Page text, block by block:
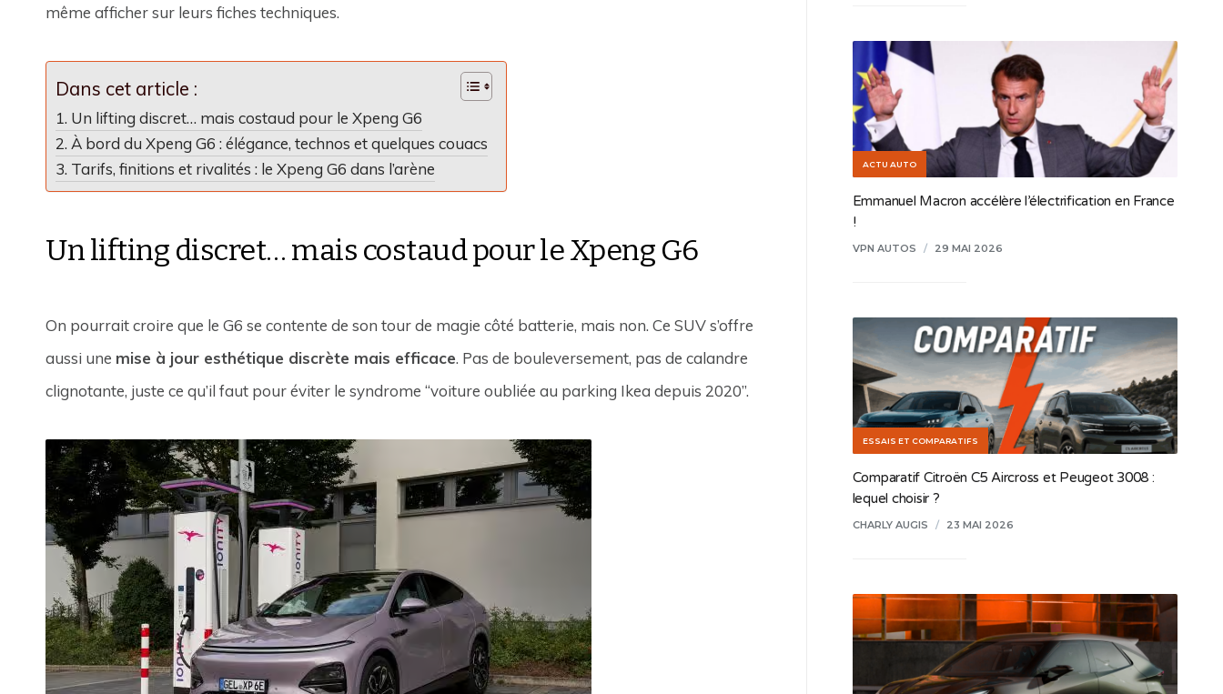
même afficher sur leurs fiches techniques.
Dans cet article :
Un lifting discret… mais costaud pour le Xpeng G6
À bord du Xpeng G6 : élégance, technos et quelques couacs
Tarifs, finitions et rivalités : le Xpeng G6 dans l’arène
Un lifting discret… mais costaud pour le Xpeng G6
On pourrait croire que le G6 se contente de son tour de magie côté batterie, mais non. Ce SUV s’offre
aussi une mise à jour esthétique discrète mais efficace. Pas de bouleversement, pas de calandre
clignotante, juste ce qu’il faut pour éviter le syndrome “voiture oubliée au parking Ikea depuis 2020”.
ACTU AUTO
Emmanuel Macron accélère l’électrification en France
!
VPN AUTOS / 29 MAI 2026
ESSAIS ET COMPARATIFS
Comparatif Citroën C5 Aircross et Peugeot 3008​ :
lequel choisir ?
CHARLY AUGIS / 23 MAI 2026